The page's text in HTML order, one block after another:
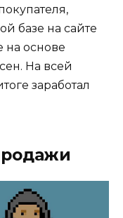
базе на сайте
на основе
На всей
заработал